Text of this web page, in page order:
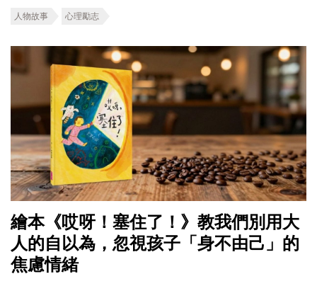
人物故事 心理勵志
繪本《哎呀！塞住了！》教我們別用大
人的自以為，忽視孩子「身不由己」的
焦慮情緒